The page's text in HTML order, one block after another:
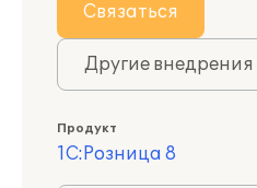
Связаться
Другие
Продукт
1С:Розница 8